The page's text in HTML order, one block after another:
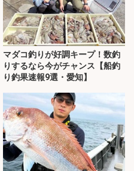
マダコ釣りが好調キープ！数釣
りするなら今がチャンス【船釣
り釣果速報9選・愛知】